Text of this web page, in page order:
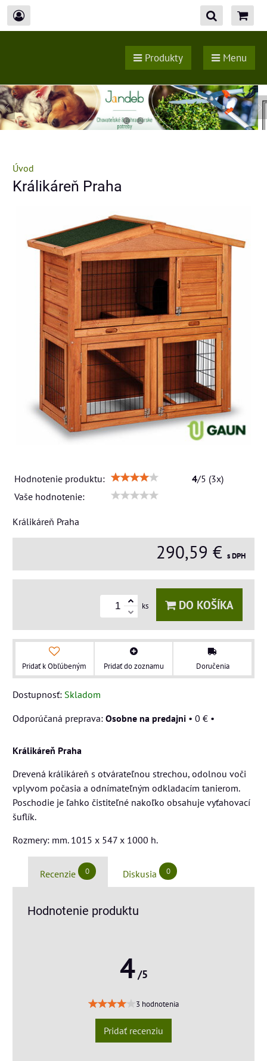
Produkty Menu
Úvod
Králikáreň Praha
Hodnotenie produktu: 4/5 (3x)
Vaše hodnotenie:
Králikáreň Praha
290,59 € s DPH
ks DO KOŠÍKA
Pridať k Obľúbeným Pridať do zoznamu Doručenia
Dostupnosť: Skladom
Osobne na predajni • 0 € •
Králikáreň Praha
Drevená králikáreň s otvárateľnou strechou, odolnou voči
vplyvom počasia a odnímateľným odkladacím tanierom.
Poschodie je ľahko čistiteľné nakoľko obsahuje vyťahovací
šuflík.
Rozmery: mm. 1015 x 547 x 1000 h.
Recenzie 0 Diskusia 0
Hodnotenie produktu
4/5
3 hodnotenia
Pridať recenziu